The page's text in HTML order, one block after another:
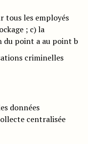
tous les employés
; c) la
du point a au point b
criminelles
données
centralisée